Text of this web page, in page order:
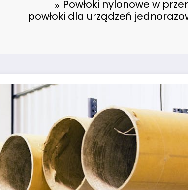
Powłoki nylonowe w
powłoki dla urządzeń